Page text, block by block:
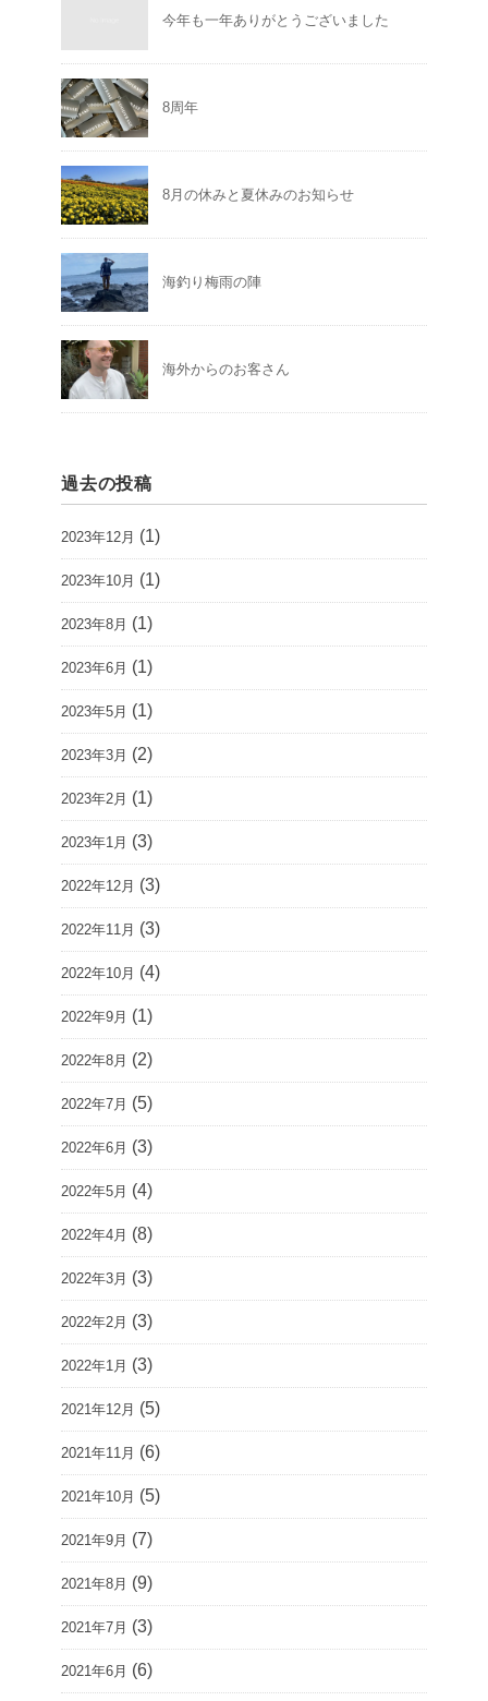
今年も一年ありがとうございました
8周年
8月の休みと夏休みのお知らせ
海釣り梅雨の陣
海外からのお客さん
過去の投稿
2023年12月 (1)
2023年10月 (1)
2023年8月 (1)
2023年6月 (1)
2023年5月 (1)
2023年3月 (2)
2023年2月 (1)
2023年1月 (3)
2022年12月 (3)
2022年11月 (3)
2022年10月 (4)
2022年9月 (1)
2022年8月 (2)
2022年7月 (5)
2022年6月 (3)
2022年5月 (4)
2022年4月 (8)
2022年3月 (3)
2022年2月 (3)
2022年1月 (3)
2021年12月 (5)
2021年11月 (6)
2021年10月 (5)
2021年9月 (7)
2021年8月 (9)
2021年7月 (3)
2021年6月 (6)